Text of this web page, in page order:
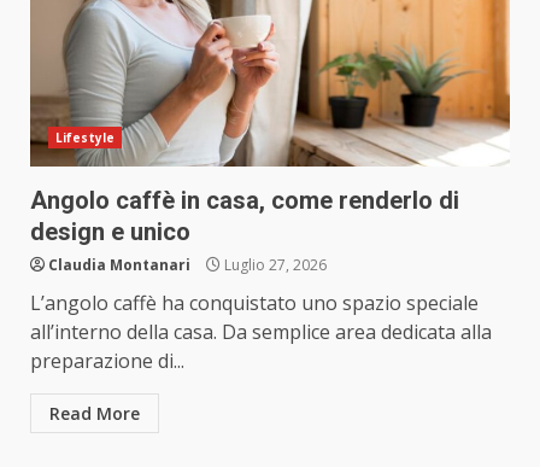
Lifestyle
Angolo caffè in casa, come renderlo di
design e unico
Claudia Montanari Luglio 27, 2026
L’angolo caffè ha conquistato uno spazio speciale
all’interno della casa. Da semplice area dedicata alla
preparazione di...
Read More